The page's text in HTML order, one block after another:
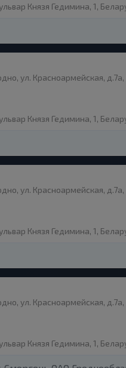
Князя Гедимина, 1,
ул. Красноармейская, д.7а,
Князя Гедимина, 1,
ул. Красноармейская, д.7а,
Князя Гедимина, 1,
ул. Красноармейская, д.7а,
Князя Гедимина, 1,